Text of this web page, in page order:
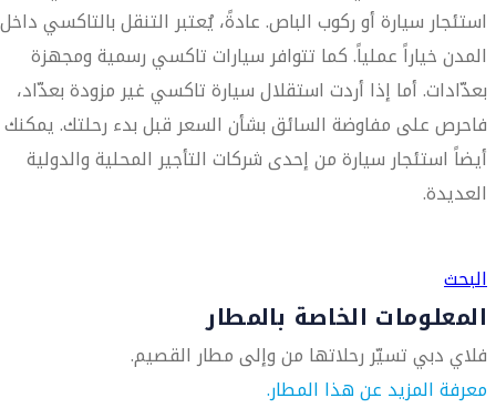
استئجار سيارة أو ركوب الباص. عادةً، يُعتبر التنقل بالتاكسي داخل
المدن خياراً عملياً. كما تتوافر سيارات تاكسي رسمية ومجهزة
بعدّادات. أما إذا أردت استقلال سيارة تاكسي غير مزودة بعدّاد،
فاحرص على مفاوضة السائق بشأن السعر قبل بدء رحلتك. يمكنك
أيضاً استئجار سيارة من إحدى شركات التأجير المحلية والدولية
العديدة.
البحث
المعلومات الخاصة بالمطار
فلاي دبي تسيّر رحلاتها من وإلى مطار القصيم.
معرفة المزيد عن هذا المطار.